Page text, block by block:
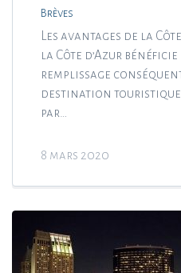
Brèves
Les avantages de la
la Côte d’Azur bénéficie
remplissage
destination touristique
par…
8 mars 2020